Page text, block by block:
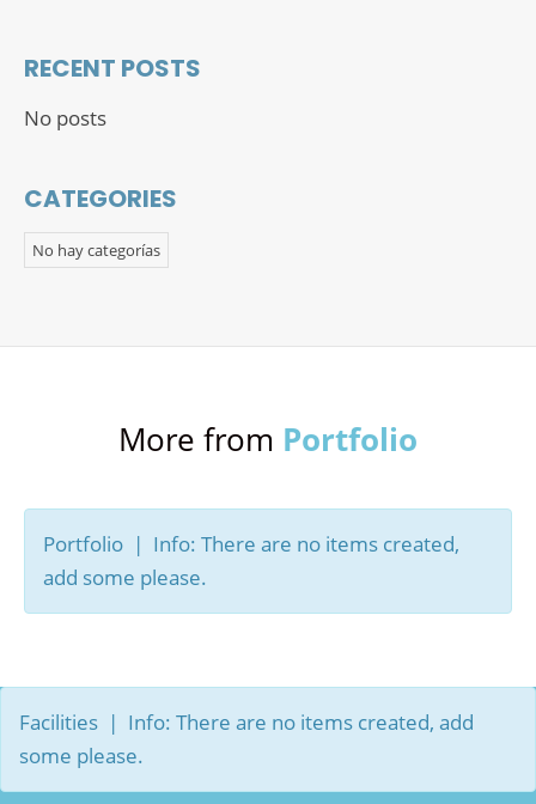
RECENT POSTS
No posts
CATEGORIES
No hay categorías
More from Portfolio
Portfolio | Info: There are no items created,
add some please.
Facilities | Info: There are no items created, add
some please.